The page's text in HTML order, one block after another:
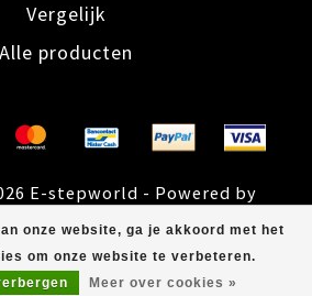
onze website, ga je akkoord met het
om onze website te verbeteren.
Meer over cookies »
Vergelijk
Alle producten
E-stepworld - Powered by
- Theme byDyvelopment